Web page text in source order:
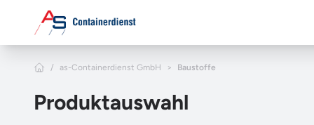
Zum Hauptinhalt springen
Home
/ as-Containerdienst GmbH > Baustoffe
Produktauswahl